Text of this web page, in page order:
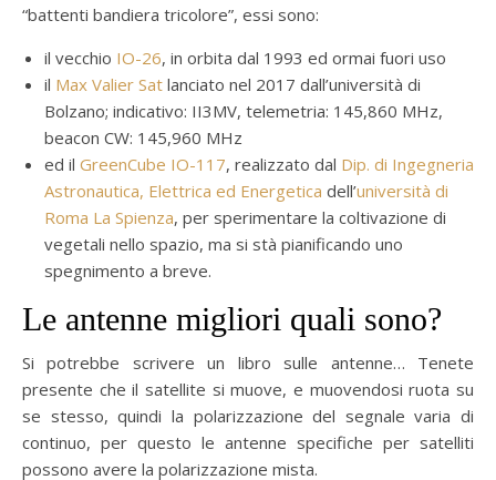
“battenti bandiera tricolore”, essi sono:
il vecchio IO-26, in orbita dal 1993 ed ormai fuori uso
il Max Valier Sat lanciato nel 2017 dall’università di
Bolzano; indicativo: II3MV, telemetria: 145,860 MHz,
beacon CW: 145,960 MHz
ed il GreenCube IO-117, realizzato dal Dip. di Ingegneria
Astronautica, Elettrica ed Energetica dell’università di
Roma La Spienza, per sperimentare la coltivazione di
vegetali nello spazio, ma si stà pianificando uno
spegnimento a breve.
Le antenne migliori quali sono?
Si potrebbe scrivere un libro sulle antenne… Tenete
presente che il satellite si muove, e muovendosi ruota su
se stesso, quindi la polarizzazione del segnale varia di
continuo, per questo le antenne specifiche per satelliti
possono avere la polarizzazione mista.